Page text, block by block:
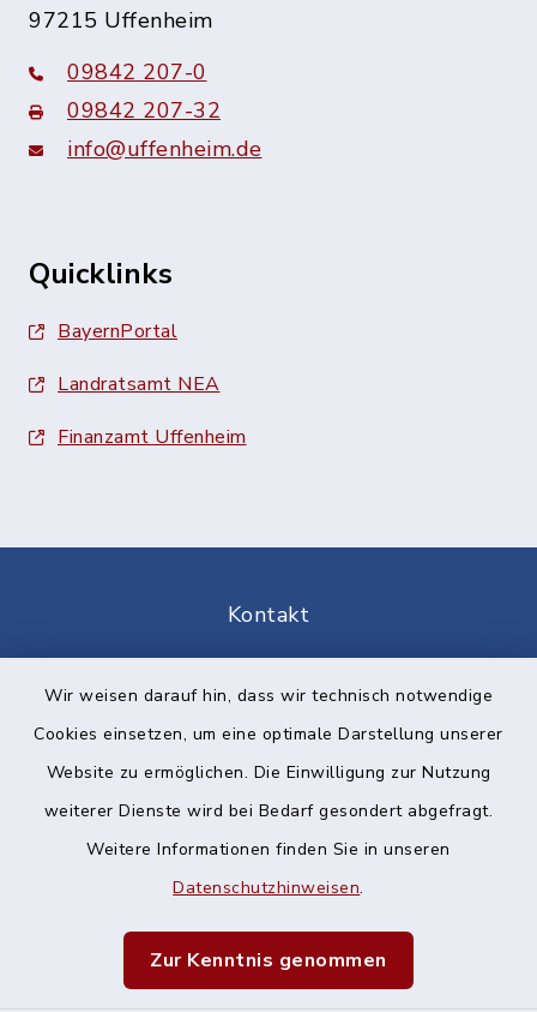
Wir weisen darauf hin, dass wir technisch notwendige
Cookies einsetzen, um eine optimale Darstellung unserer
Website zu ermöglichen. Die Einwilligung zur Nutzung
weiterer Dienste wird bei Bedarf gesondert abgefragt.
Weitere Informationen finden Sie in unseren
Datenschutzhinweisen.
Zur Kenntnis genommen
97215 Uffenheim
09842 207-0
09842 207-32
info@uffenheim.de
Quicklinks
BayernPortal
Landratsamt NEA
Finanzamt Uffenheim
Kontakt
Datenschutz
Impressum
Sitemap
Cookie-Einstellungen